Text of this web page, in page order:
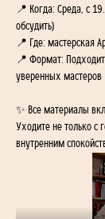
📍 Когда: Среда, с
обсудить)
📍 Где: мастерская
📍 Формат:
уверенных мастеров
✨ Все материалы
Уходите не только с
внутренним